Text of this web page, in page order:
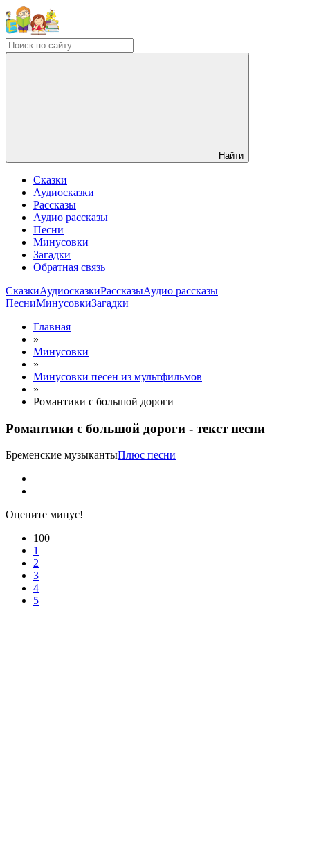
Найти
Сказки
Аудиосказки
Рассказы
Аудио рассказы
Песни
Минусовки
Загадки
Обратная связь
СказкиАудиосказкиРассказыАудио рассказы
ПесниМинусовкиЗагадки
Главная
»
Минусовки
»
Минусовки песен из мультфильмов
»
Романтики с большой дороги
Романтики с большой дороги - текст песни
Бременские музыкантыПлюс песни
Оцените минус!
100
1
2
3
4
5